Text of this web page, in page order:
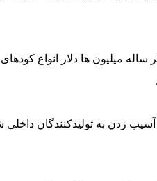
میلیون ها دلار انواع کودهای
زدن به تولیدکنندگان داخلی